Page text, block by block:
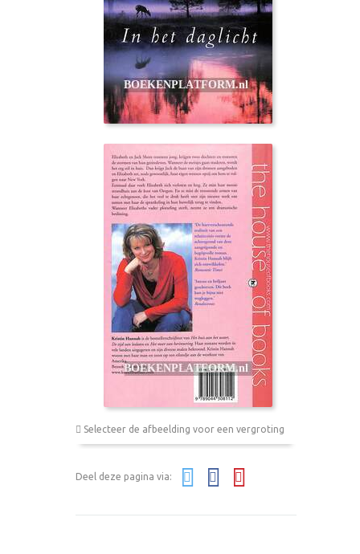
Selecteer de afbeelding voor een vergroting
Deel deze pagina via: